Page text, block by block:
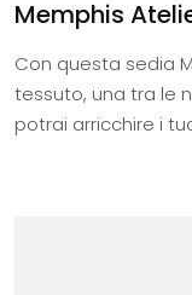
Memphis
Con questa sedia
tessuto, una tra le
potrai arricchire i